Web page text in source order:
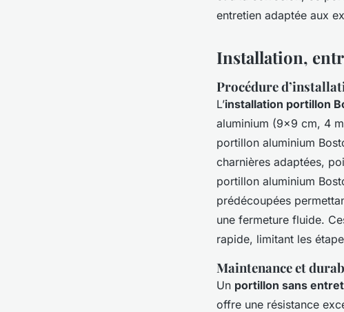
entretien adaptée aux
Installation,
Procédure
L’installation portillon
aluminium (9x9 cm, 4
portillon aluminium
charnières adaptées,
portillon aluminium
prédécoupées
une fermeture fluide.
rapide, limitant les
Maintenance et
Un portillon sans
offre une résistance